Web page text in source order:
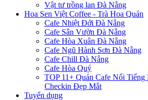
Vật tư trồng lan Đà Nẵng
Hoa Sen Việt Coffee - Trà Hoa Quán
Cafe Nhiệt Đới Đà Nẵng
Cafe Sân Vườn Đà Nẵng
Cafe Hòa Xuân Đà Nẵng
Cafe Ngũ Hành Sơn Đà Nẵng
Cafe Chill Đà Nẵng
Cafe Hòa Quý
TOP 11+ Quán Cafe Nổi
Checkin Đẹp Mắt
Tuyển dụng